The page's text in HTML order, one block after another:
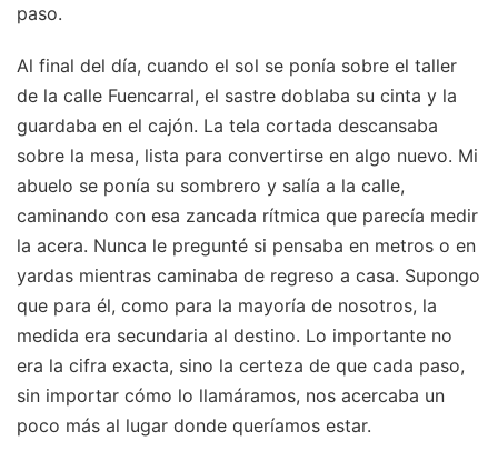
paso.
Al final del día, cuando el sol se ponía sobre el taller
de la calle Fuencarral, el sastre doblaba su cinta y la
guardaba en el cajón. La tela cortada descansaba
sobre la mesa, lista para convertirse en algo nuevo. Mi
abuelo se ponía su sombrero y salía a la calle,
caminando con esa zancada rítmica que parecía medir
la acera. Nunca le pregunté si pensaba en metros o en
yardas mientras caminaba de regreso a casa. Supongo
que para él, como para la mayoría de nosotros, la
medida era secundaria al destino. Lo importante no
era la cifra exacta, sino la certeza de que cada paso,
sin importar cómo lo llamáramos, nos acercaba un
poco más al lugar donde queríamos estar.